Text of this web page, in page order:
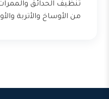
تنظيف الحدائق
من الأوساخ والأتربة